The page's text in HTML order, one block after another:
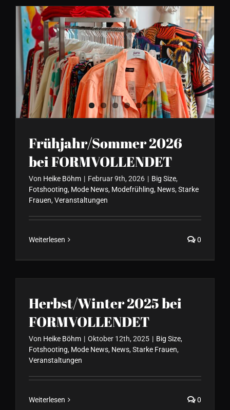
Frühjahr/Sommer 2026 bei
FORMVOLLENDET
Frühjahr/Sommer 2026
bei FORMVOLLENDET
Von Heike Böhm | Februar 9th, 2026 | Big Size,
Fotshooting, Mode News, Modefrühling, News, Starke
Frauen, Veranstaltungen
Weiterlesen 0
Herbst/Winter 2025 bei
FORMVOLLENDET
Von Heike Böhm | Oktober 12th, 2025 | Big Size,
Fotshooting, Mode News, News, Starke Frauen,
Veranstaltungen
Weiterlesen 0